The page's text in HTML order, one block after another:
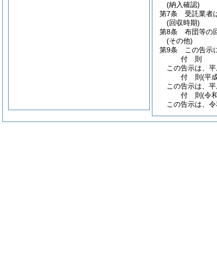
(納入確認)
第7条
受託業者
(回収時期)
第8条
布団等の
(その他)
第9条
この告示
付 則
この告示は、
付 則(平
この告示は、
付 則(令
この告示は、